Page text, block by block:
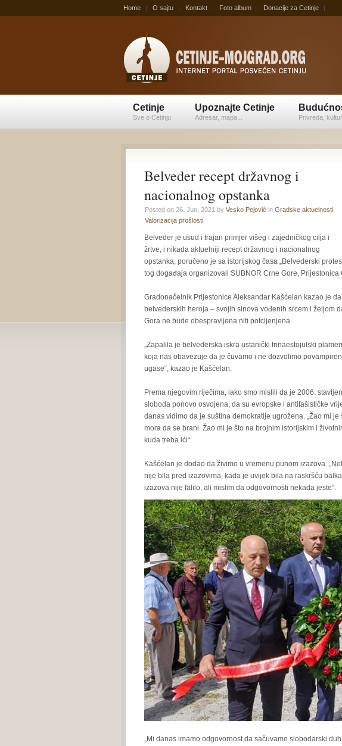
Home O sajtu Kontakt Foto album Donacije za Cetinje
Cetinje
Sve o Cetinju
Upoznajte Cetinje
Adresar, mapa... Privreda,
Belveder recept državnog i
nacionalnog opstanka
Posted on 26. Jun, 2021 by Vesko Pejović in Gradske aktuelnosti,
Valorizacija prošlosti
Belveder je usud i trajan primjer višeg i zajedničkog cilja i
žrtve, i nikada aktuelniji recept državnog i nacionalnog
opstanka, poručeno je sa istorijskog časa „Belvederski
tog događaja organizovali SUBNOR Crne Gore, Prijestonica
Gradonačelnik Prijestonice Aleksandar Kašćelan kazao je
belvederskih heroja – svojih sinova vođenih srcem i željom
Gora ne bude obespravljena niti potcijenjena.
„Zapalila je belvederska iskra ustanički trinaestojulski
koja nas obavezuje da je čuvamo i ne dozvolimo
ugase“, kazao je Kašćelan.
Prema njegovim riječima, iako smo mislili da je 2006.
sloboda ponovo osvojena, da su evropske i antifašističke
danas vidimo da je suština demokratije ugrožena. „Žao mi
mora da se brani. Žao mi je što na brojnim istorijskim i
kuda treba ići“.
Kašćelan je dodao da živimo u vremenu punom izazova.
nije bila pred izazovima, kada je uvijek bila na raskršću
izazova nije falilo, ali mislim da odgovornosti nekada jeste“.
„Mi danas imamo odgovornost da sačuvamo slobodarski